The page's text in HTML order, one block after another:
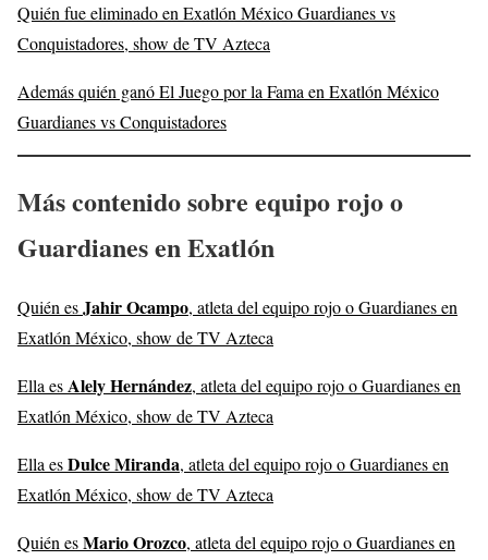
Quién fue eliminado en Exatlón México Guardianes vs
Conquistadores, show de TV Azteca
Además quién ganó El Juego por la Fama en Exatlón México
Guardianes vs Conquistadores
Más contenido sobre equipo rojo o
Guardianes en Exatlón
Quién esJahir Ocampo, atleta del equipo rojo o Guardianes en
Exatlón México, show de TV Azteca
Ella esAlely Hernández, atleta del equipo rojo o Guardianes en
Exatlón México, show de TV Azteca
Ella esDulce Miranda, atleta del equipo rojo o Guardianes en
Exatlón México, show de TV Azteca
Quién esMario Orozco, atleta del equipo rojo o Guardianes en